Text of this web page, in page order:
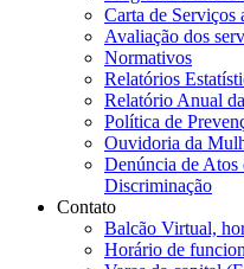
Carta de Serviços
Avaliação dos
Normativos
Relatórios
Relatório Anual
Política de
Ouvidoria da
Denúncia de Atos
Discriminação
Contato
Balcão Virtual,
Horário de